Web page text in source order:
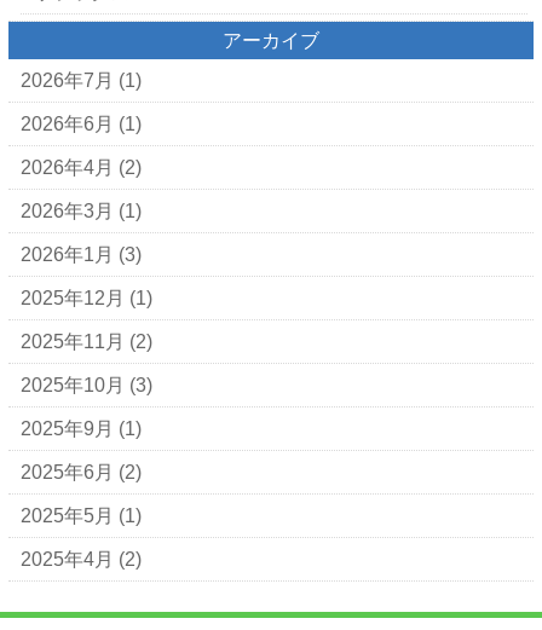
アーカイブ
2026年7月 (1)
2026年6月 (1)
2026年4月 (2)
2026年3月 (1)
2026年1月 (3)
2025年12月 (1)
2025年11月 (2)
2025年10月 (3)
2025年9月 (1)
2025年6月 (2)
2025年5月 (1)
2025年4月 (2)